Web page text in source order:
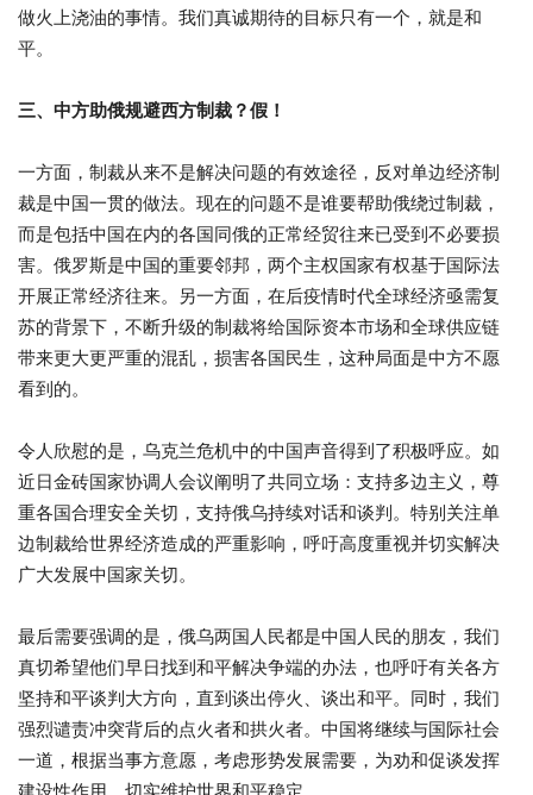
做火上浇油的事情。我们真诚期待的目标只有一个，就是和
平。
三、中方助俄规避西方制裁？假！
一方面，制裁从来不是解决问题的有效途径，反对单边经济制
裁是中国一贯的做法。现在的问题不是谁要帮助俄绕过制裁，
而是包括中国在内的各国同俄的正常经贸往来已受到不必要损
害。俄罗斯是中国的重要邻邦，两个主权国家有权基于国际法
开展正常经济往来。另一方面，在后疫情时代全球经济亟需复
苏的背景下，不断升级的制裁将给国际资本市场和全球供应链
带来更大更严重的混乱，损害各国民生，这种局面是中方不愿
看到的。
令人欣慰的是，乌克兰危机中的中国声音得到了积极呼应。如
近日金砖国家协调人会议阐明了共同立场：支持多边主义，尊
重各国合理安全关切，支持俄乌持续对话和谈判。特别关注单
边制裁给世界经济造成的严重影响，呼吁高度重视并切实解决
广大发展中国家关切。
最后需要强调的是，俄乌两国人民都是中国人民的朋友，我们
真切希望他们早日找到和平解决争端的办法，也呼吁有关各方
坚持和平谈判大方向，直到谈出停火、谈出和平。同时，我们
强烈谴责冲突背后的点火者和拱火者。中国将继续与国际社会
一道，根据当事方意愿，考虑形势发展需要，为劝和促谈发挥